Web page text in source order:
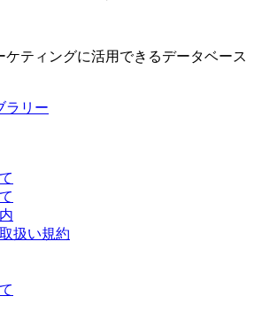
ティングに活用できるデータベース
扱い規約